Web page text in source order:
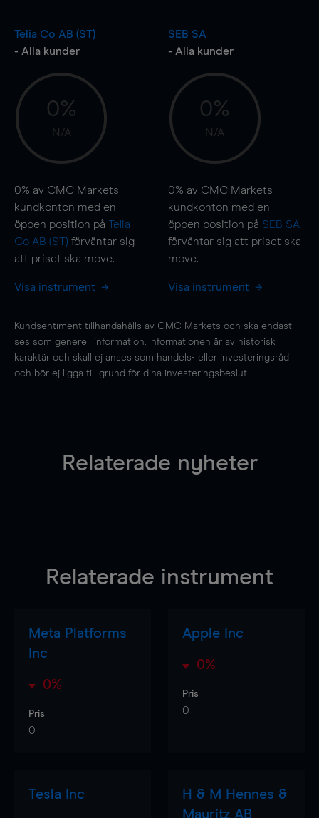
Telia Co AB (ST)
- Alla kunder
0%
N/A
0% av CMC Markets
kundkonton med en
öppen position på Telia
Co AB (ST) förväntar sig
att priset ska move.
Visa instrument
SEB SA
- Alla kunder
0%
N/A
0% av CMC Markets
kundkonton med en
öppen position på SEB SA
förväntar sig att priset ska
move.
Visa instrument
Kundsentiment tillhandahålls av CMC Markets och ska endast
ses som generell information. Informationen är av historisk
karaktär och skall ej anses som handels- eller investeringsråd
och bör ej ligga till grund för dina investeringsbeslut.
Relaterade nyheter
Relaterade instrument
Meta Platforms
Inc
0%
Pris
0
Apple Inc
0%
Pris
0
Tesla Inc
H & M Hennes &
Mauritz AB